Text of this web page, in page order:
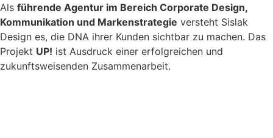
Als führende Agentur im Bereich Corporate Design,
Kommunikation und Markenstrategie versteht Sislak
Design es, die DNA ihrer Kunden sichtbar zu machen. Das
Projekt UP! ist Ausdruck einer erfolgreichen und
zukunftsweisenden Zusammenarbeit.